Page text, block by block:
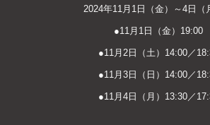
2024年11月1日（金）～4日（
●11月1日（金）19:00
●11月2日（土）14:00／
●11月3日（日）14:00／
●11月4日（月）13:30／